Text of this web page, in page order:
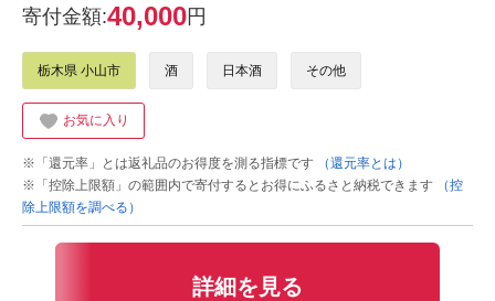
寄付金額:40,000円
栃木県 小山市 酒 日本酒 その他
お気に入り
※「還元率」とは返礼品のお得度を測る指標です
（還元率とは）
※「控除上限額」の範囲内で寄付するとお得にふるさと納税できます
（控
除上限額を調べる）
詳細を見る